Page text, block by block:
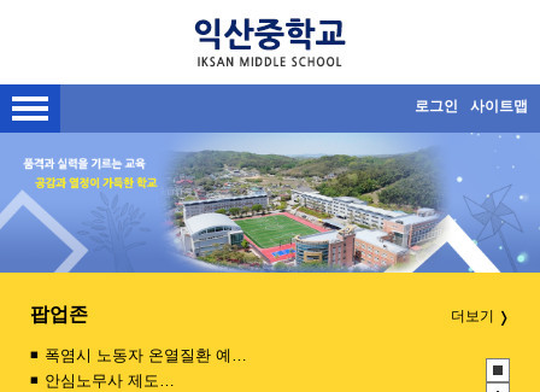
로그인 사이트맵
팝업존 더보기
안심노무사 제도 홍보
폭염시 노동자 온열질환 예방수칙